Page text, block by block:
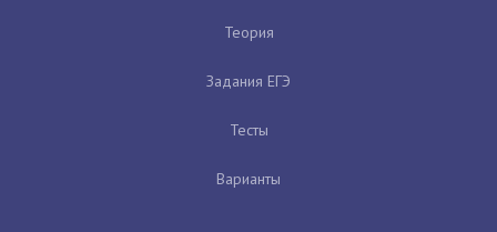
Теория
Задания ЕГЭ
Тесты
Варианты